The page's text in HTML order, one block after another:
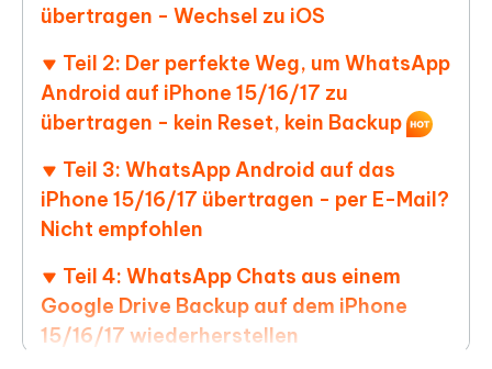
übertragen - Wechsel zu iOS
Teil 2: Der perfekte Weg, um WhatsApp
Android auf iPhone 15/16/17 zu
übertragen - kein Reset, kein Backup
Teil 3: WhatsApp Android auf das
iPhone 15/16/17 übertragen - per E-Mail?
Nicht empfohlen
Teil 4: WhatsApp Chats aus einem
Google Drive Backup auf dem iPhone
15/16/17 wiederherstellen